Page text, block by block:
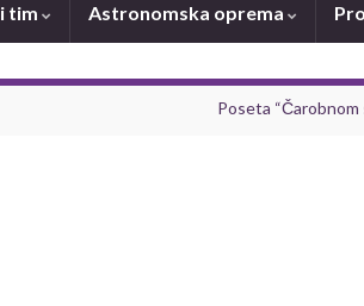
tim Astronomska oprema
Poseta “Čarobnom